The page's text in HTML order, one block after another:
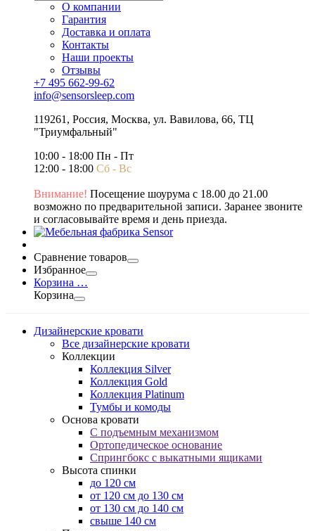
О компании
Гарантия
Доставка и оплата
Контакты
Наши проекты
Отзывы
+7 495 662-99-62
info@sensorsleep.com
119261, Россия, Москва, ул. Вавилова, 66, ТЦ
"Триумфальный"
10:00 - 18:00 Пн - Пт
12:00 - 18:00 Сб - Вс
Внимание! Посещение шоурума с 18.00 до 21.00
возможно по предварительной записи. Заранее звоните
и согласовывайте время и день приезда.
Сравнение товаров
Избранное
Корзина …
Корзина
Дизайнерские кровати
Все дизайнерские кровати
Коллекции
Коллекция Silver
Коллекция Gold
Коллекция Platinum
Тумбы и комоды
Основа кровати
С подъемным механизмом
Ортопедическое основание
Спрингбокс с выкатными ящиками
Высота спинки
до 120 см
от 120 см до 130 см
от 130 см до 140 см
свыше 140 см